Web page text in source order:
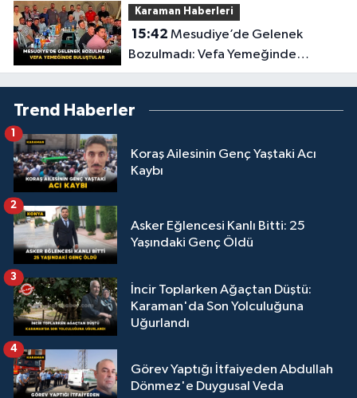
Karaman Haberleri
15:42
Bozulmadı: Vefa Yemeğinde
Buluştular
Trend Haberler
Koraş Ailesinin Genç Yaştaki Acı
Kaybı
1
Asker Eğlencesi Kanlı Bitti: 25
Yaşındaki Genç Öldü
2
İncir Toplarken Ağaçtan Düştü:
Karaman'da Son Yolculuğuna
Uğurlandı
3
Görev Yaptığı İtfaiyeden Abdullah
Dönmez'e Duygusal Veda
4